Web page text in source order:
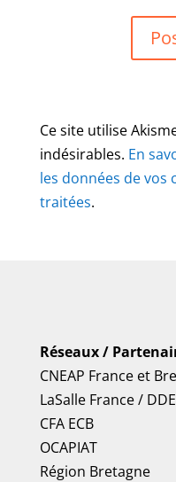
Ce site utilise
indésirables. En
les données de
traitées.
Réseaux /
CNEAP Franceet
LaSalle France/
CFA ECB
OCAPIAT
Région Bretagne